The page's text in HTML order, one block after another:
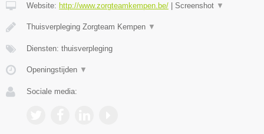
Website: http://www.zorgteamkempen.be/ Screenshot ▼
Thuisverpleging Zorgteam Kempen ▼
Diensten: thuisverpleging
Openingstijden ▼
Sociale media: